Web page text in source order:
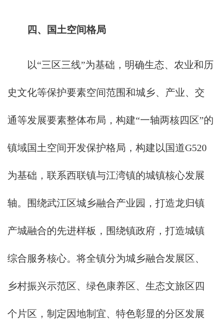
四、国土空间格局
以“三区三线”为基础，明确生态、农业和历
史文化等保护要素空间范围和城乡、产业、交
通等发展要素整体布局，构建“一轴两核四区”的
镇域国土空间开发保护格局，构建以国道G520
为基础，联系西联镇与江湾镇的城镇核心发展
轴。围绕武江区城乡融合产业园，打造龙归镇
产城融合的先进样板，围绕镇政府，打造城镇
综合服务核心。将全镇分为城乡融合发展区、
乡村振兴示范区、绿色康养区、生态文旅区四
个片区，制定因地制宜、特色彰显的分区发展